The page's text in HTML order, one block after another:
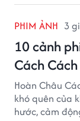
PHIM ẢNH 3
10 cảnh
Cách Cách
Hoàn Châu
khó quên của
hước, cảm